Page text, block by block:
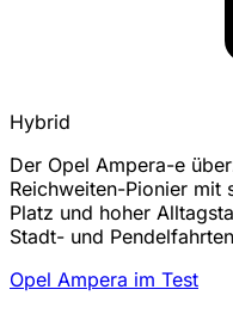
Hybrid
Der Opel Ampera-e
Reichweiten-Pionier
Platz und hoher
Stadt- und
Opel Ampera im Test